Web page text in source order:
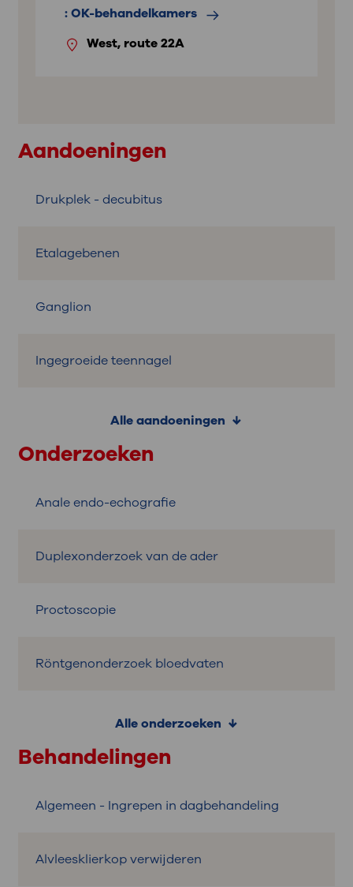
: OK-behandelkamers
West, route 22A
Aandoeningen
Drukplek - decubitus
Etalagebenen
Ganglion
Ingegroeide teennagel
Alle aandoeningen
Onderzoeken
Anale endo-echografie
Duplexonderzoek van de ader
Proctoscopie
Röntgenonderzoek bloedvaten
Alle onderzoeken
Behandelingen
Algemeen - Ingrepen in dagbehandeling
Alvleesklierkop verwijderen